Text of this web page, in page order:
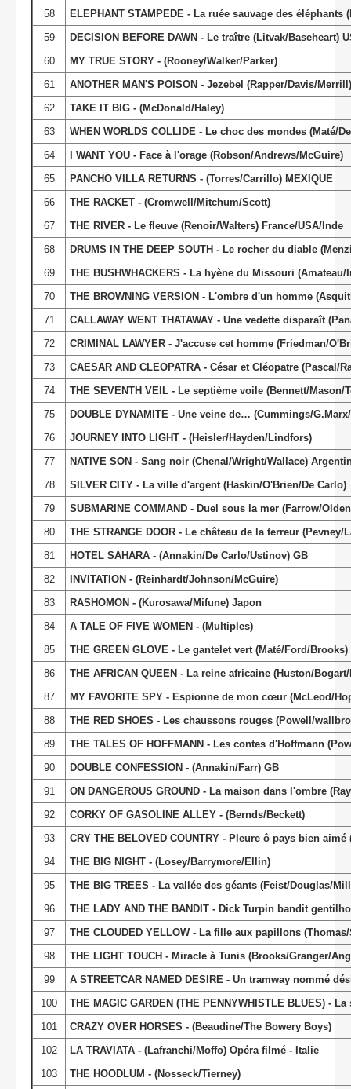
58
ELEPHANT STAMPEDE - La ruée sauvage des éléphants
59
DECISION BEFORE DAWN - Le traître (Litvak/Baseheart)
60
MY TRUE STORY - (Rooney/Walker/Parker)
61
ANOTHER MAN'S POISON - Jezebel (Rapper/Davis/
62
TAKE IT BIG - (McDonald/Haley)
63
WHEN WORLDS COLLIDE - Le choc des mondes (Maté/
64
I WANT YOU - Face à l'orage (Robson/Andrews/McGuire)
65
PANCHO VILLA RETURNS - (Torres/Carrillo) MEXIQUE
66
THE RACKET - (Cromwell/Mitchum/Scott)
67
THE RIVER - Le fleuve (Renoir/Walters) France/USA/Inde
68
DRUMS IN THE DEEP SOUTH - Le rocher du diable
69
THE BUSHWHACKERS - La hyène du Missouri (Amateau/
70
THE BROWNING VERSION - L'ombre d'un homme
71
CALLAWAY WENT THATAWAY - Une vedette disparaît
72
CRIMINAL LAWYER - J'accuse cet homme (Friedman/
73
CAESAR AND CLEOPATRA - César et Cléopatre (Pascal/
74
THE SEVENTH VEIL - Le septième voile (Bennett/Mason/
75
DOUBLE DYNAMITE - Une veine de… (Cummings/
76
JOURNEY INTO LIGHT - (Heisler/Hayden/Lindfors)
77
NATIVE SON - Sang noir (Chenal/Wright/Wallace)
78
SILVER CITY - La ville d'argent (Haskin/O'Brien/De Carlo)
79
SUBMARINE COMMAND - Duel sous la mer (Farrow/
80
THE STRANGE DOOR - Le château de la terreur (Pevney/
81
HOTEL SAHARA - (Annakin/De Carlo/Ustinov) GB
82
INVITATION - (Reinhardt/Johnson/McGuire)
83
RASHOMON - (Kurosawa/Mifune) Japon
84
A TALE OF FIVE WOMEN - (Multiples)
85
THE GREEN GLOVE - Le gantelet vert (Maté/Ford/Brooks)
86
THE AFRICAN QUEEN - La reine africaine (Huston/
87
MY FAVORITE SPY - Espionne de mon cœur (McLeod/
88
THE RED SHOES - Les chaussons rouges (Powell/
89
THE TALES OF HOFFMANN - Les contes d'Hoffmann
90
DOUBLE CONFESSION - (Annakin/Farr) GB
91
ON DANGEROUS GROUND - La maison dans l'ombre
92
CORKY OF GASOLINE ALLEY - (Bernds/Beckett)
93
CRY THE BELOVED COUNTRY - Pleure ô pays bien
94
THE BIG NIGHT - (Losey/Barrymore/Ellin)
95
THE BIG TREES - La vallée des géants (Feist/Douglas/
96
THE LADY AND THE BANDIT - Dick Turpin bandit
97
THE CLOUDED YELLOW - La fille aux papillons
98
THE LIGHT TOUCH - Miracle à Tunis (Brooks/Granger/
99
A STREETCAR NAMED DESIRE - Un tramway nommé
100
THE MAGIC GARDEN (THE PENNYWHISTLE BLUES) -
101
CRAZY OVER HORSES - (Beaudine/The Bowery Boys)
102
LA TRAVIATA - (Lafranchi/Moffo) Opéra filmé - Italie
103
THE HOODLUM - (Nosseck/Tierney)